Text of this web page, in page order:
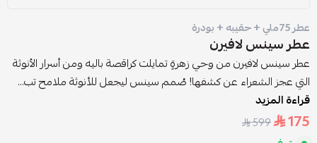
عطر 75ملي + حقيبه + بودرة
عطر سينس لافيرن
عطر سينس لافيرن من وحي زهرةٍ تمايلت كراقصة باليه ومن أسرار الأنوثة
التي عجز الشعراء عن كشفها! صُمم سينس ليجعل للأنوثة ملامح تب...
قراءة المزيد
175
599